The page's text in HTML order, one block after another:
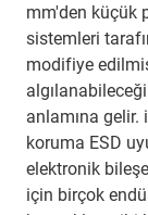
mm'den küçük
sistemleri
modifiye
anlamına gelir.
koruma ESD
elektronik
için birçok